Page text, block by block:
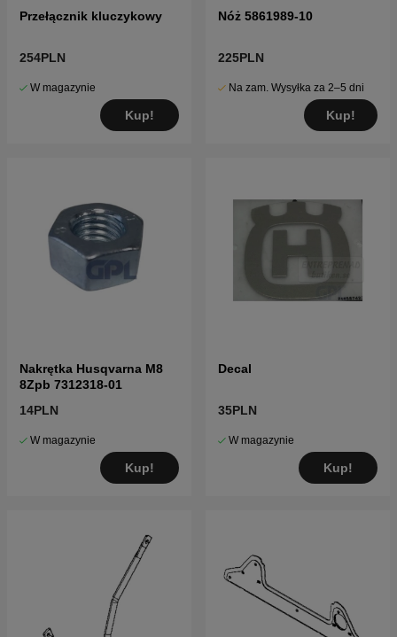
Przełącznik kluczykowy
254PLN
W magazynie
Kup!
Nóż 5861989-10
225PLN
Na zam. Wysyłka za 2–5 dni
Kup!
Nakrętka Husqvarna M8
8Zpb 7312318-01
14PLN
W magazynie
Kup!
Decal
35PLN
W magazynie
Kup!